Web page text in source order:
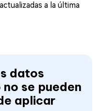
a la última
datos
se pueden
aplicar